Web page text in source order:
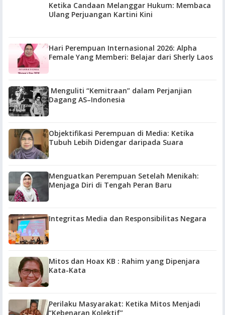
Ketika Candaan Melanggar Hukum: Membaca
Ulang Perjuangan Kartini Kini
Hari Perempuan Internasional 2026: Alpha
Female Yang Memberi: Belajar dari Sherly Laos
Menguliti “Kemitraan” dalam Perjanjian
Dagang AS–Indonesia
Objektifikasi Perempuan di Media: Ketika
Tubuh Lebih Didengar daripada Suara
Menguatkan Perempuan Setelah Menikah:
Menjaga Diri di Tengah Peran Baru
Integritas Media dan Responsibilitas Negara
Mitos dan Hoax KB : Rahim yang Dipenjara
Kata-Kata
Perilaku Masyarakat: Ketika Mitos Menjadi
“Kebenaran Kolektif”